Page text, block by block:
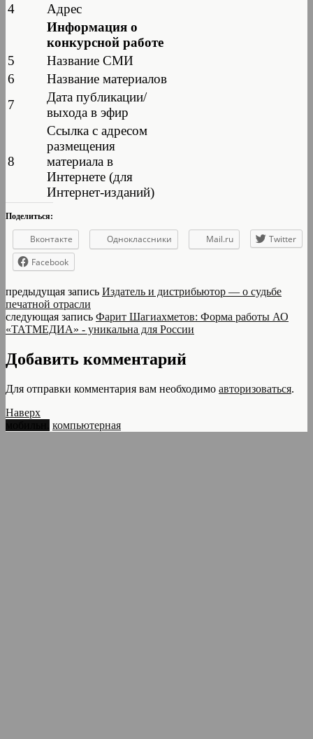
4
Адрес
Информация о
конкурсной работе
5
Название СМИ
6
Название материалов
7
Дата публикации/
выхода в эфир
8
Ссылка с адресом
размещения
материала в
Интернете (для
Интернет-изданий)
Поделиться:
Вконтакте Одноклассники Mail.ru
Twitter
Facebook
предыдущая запись Издатель и дистрибьютор — о судьбе
печатной отрасли
следующая запись Фарит Шагиахметов: Форма работы АО
«ТАТМЕДИА» - уникальна для России
Добавить комментарий
Для отправки комментария вам необходимо авторизоваться.
Наверх
компьютерная